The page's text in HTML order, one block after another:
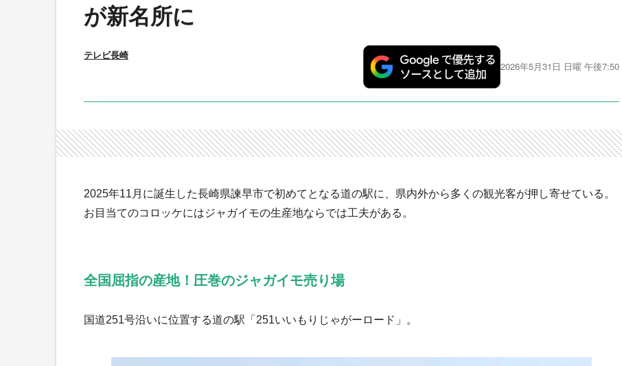
が新名所に
テレビ長崎
2026年5月31日 日曜 午後7:50
2025年11月に誕生した長崎県諫早市で初めてとなる道の駅に、県内外から多くの観光客が押し寄せている。
お目当てのコロッケにはジャガイモの生産地ならでは工夫がある。
全国屈指の産地！圧巻のジャガイモ売り場
国道251号沿いに位置する道の駅「251いいもりじゃがーロード」。